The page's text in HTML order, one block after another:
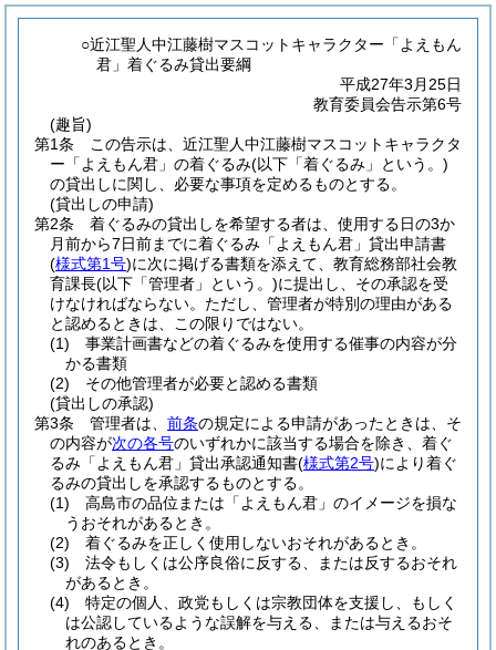
○近江聖人中江藤樹マスコットキャラクター「よえもん
君」着ぐるみ貸出要綱
平成27年3月25日
教育委員会告示第6号
(趣旨)
第1条
この告示は、近江聖人中江藤樹マスコットキャラクタ
ー「よえもん君」の着ぐるみ(以下「着ぐるみ」という。)
の貸出しに関し、必要な事項を定めるものとする。
(貸出しの申請)
第2条
着ぐるみの貸出しを希望する者は、使用する日の3か
月前から7日前までに着ぐるみ「よえもん君」貸出申請書
(様式第1号)に次に掲げる書類を添えて、教育総務部社会教
育課長(以下「管理者」という。)に提出し、その承認を受
けなければならない。 ただし、管理者が特別の理由がある
と認めるときは、この限りではない。
(1)
事業計画書などの着ぐるみを使用する催事の内容が分
かる書類
(2)
その他管理者が必要と認める書類
(貸出しの承認)
第3条
管理者は、 前条の規定による申請があったときは、そ
の内容が次の各号のいずれかに該当する場合を除き、着ぐ
るみ「よえもん君」貸出承認通知書(様式第2号)により着ぐ
るみの貸出しを承認するものとする。
(1)
高島市の品位または「よえもん君」のイメージを損な
うおそれがあるとき。
(2)
着ぐるみを正しく使用しないおそれがあるとき。
(3)
法令もしくは公序良俗に反する、または反するおそれ
があるとき。
(4)
特定の個人、政党もしくは宗教団体を支援し、もしく
は公認しているような誤解を与える、または与えるおそ
れのあるとき。